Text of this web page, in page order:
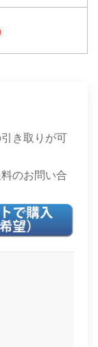
き取りが可
のお問い合